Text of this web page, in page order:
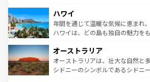
ば市内交通費無料で観光を楽しむことも
着のスイス情報はコンテンツ一覧
のような巨大都市は、観光、ショ
ンメントが詰まった刺激的なスポ
西部には大自然が広がり、グラン
部のニューオーリンズでは、音楽
文化が魅力。旅行者はアメリカの
しみながら、その多様性と豊かな
ハワイ
年間を通じて温暖な気候に恵まれ
ハワイは、どの島も独自の魅力を
ワイ島は見逃せない。また、定番
島だが、静かな自然を求めるなら
おすすめ。エメラルドグリーンに
オーストラリア
オーストラリアは、壮大な自然と
シドニーのシンボルであるシドニ